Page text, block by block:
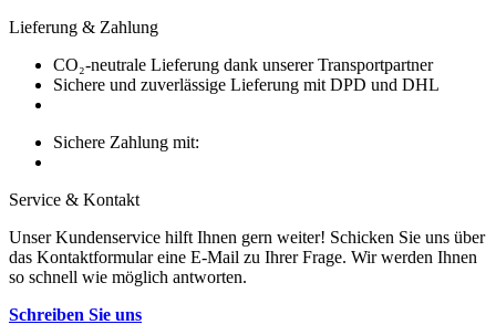
Lieferung & Zahlung
CO₂-neutrale Lieferung dank unserer Transportpartner
Sichere und zuverlässige Lieferung mit DPD und DHL
Sichere Zahlung mit:
Service & Kontakt
Unser Kundenservice hilft Ihnen gern weiter! Schicken Sie uns über
das Kontaktformular eine E-Mail zu Ihrer Frage. Wir werden Ihnen
so schnell wie möglich antworten.
Schreiben Sie uns